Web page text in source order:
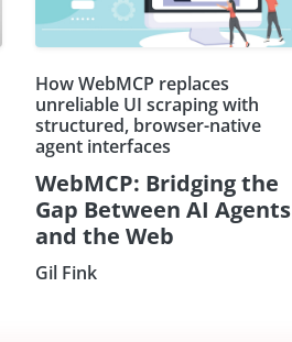
How WebMCP replaces
unreliable UI scraping with
structured, browser-native
agent interfaces
WebMCP: Bridging the
Gap Between AI Agents
and the Web
Gil Fink